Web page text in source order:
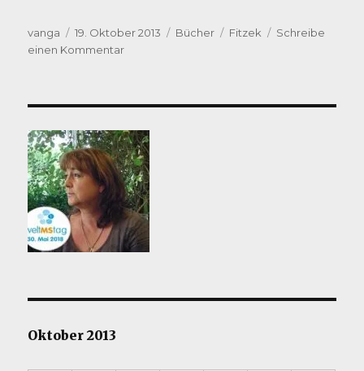
Autor
vanga
Veröffentlicht
am
19. Oktober 2013 Kategorien
Bücher Schlagwörter
Fitzek
Schreibe
einen Kommentarzu
Oktober 2013